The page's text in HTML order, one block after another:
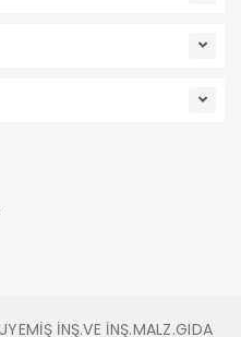
İNŞ.VE İNŞ.MALZ.GIDA